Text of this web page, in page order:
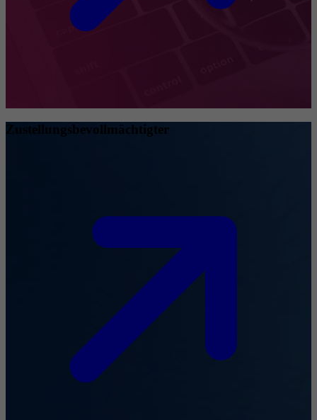
Zustellungsbevollmächtigter